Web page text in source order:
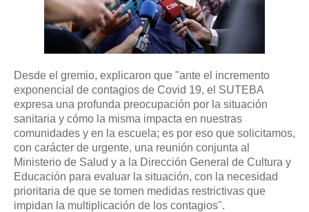
Desde el gremio, explicaron que "ante el incremento
exponencial de contagios de Covid 19, el SUTEBA
expresa una profunda preocupación por la situación
sanitaria y cómo la misma impacta en nuestras
comunidades y en la escuela; es por eso que solicitamos,
con carácter de urgente, una reunión conjunta al
Ministerio de Salud y a la Dirección General de Cultura y
Educación para evaluar la situación, con la necesidad
prioritaria de que se tomen medidas restrictivas que
impidan la multiplicación de los contagios".